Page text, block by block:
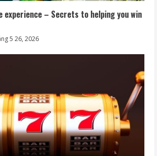
experience – Secrets to helping you win
5 26, 2026